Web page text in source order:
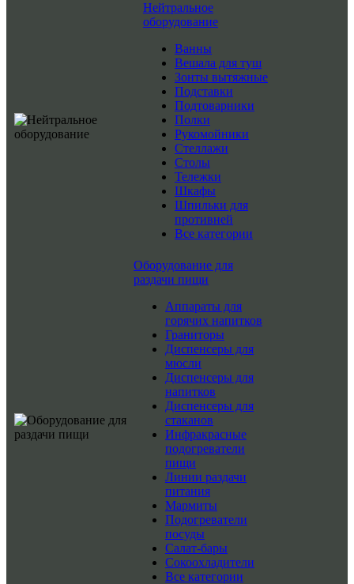
Нейтральное
оборудование
Ванны
Вешала для туш
Зонты вытяжные
Подставки
Подтоварники
Полки
Рукомойники
Стеллажи
Столы
Тележки
Шкафы
Шпильки для
противней
Все категории
Оборудование для
раздачи пищи
Аппараты для
горячих напитков
Граниторы
Диспенсеры для
мюсли
Диспенсеры для
напитков
Диспенсеры для
стаканов
Инфракрасные
подогреватели
пищи
Линии раздачи
питания
Мармиты
Подогреватели
посуды
Салат-бары
Сокоохладители
Все категории